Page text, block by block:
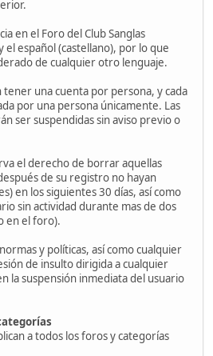
en el Foro del Club Sanglas
el español (castellano), por lo que
de cualquier otro lenguaje.
tener una cuenta por persona, y cada
por una persona únicamente. Las
ser suspendidas sin aviso previo o
el derecho de borrar aquellas
de su registro no hayan
en los siguientes 30 días, así como
sin actividad durante mas de dos
en el foro).
y políticas, así como cualquier
de insulto dirigida a cualquier
la suspensión inmediata del usuario
a todos los foros y categorías